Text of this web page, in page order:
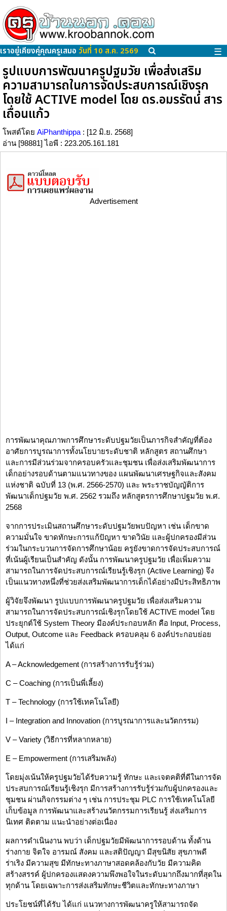
เราอยู่เคียงคู่คุณครูเสมอ วันที่ 10 ส.ค. 2569 ☰
รูปแบบการพัฒนาครูปฐมวัย เพื่อส่งเสริม
ความสามารถในการจัดประสบการณ์เชิงรุก
โดยใช้ ACTIVE model โดย ดร.อมรรัตน์ สาร
เถื่อนแก้ว
โพสต์โดย AiPhanthippa : [12 มิ.ย. 2568]
อ่าน [98881] ไอพี : 223.205.161.181
Advertisement
การพัฒนาคุณภาพการศึกษาระดับปฐมวัยเป็นภารกิจสำคัญที่ต้อง
อาศัยการบูรณาการทั้งนโยบายระดับชาติ หลักสูตร สถานศึกษา
และการมีส่วนร่วมจากครอบครัวและชุมชน เพื่อส่งเสริมพัฒนาการ
เด็กอย่างรอบด้านตามแนวทางของ แผนพัฒนาเศรษฐกิจและสังคม
แห่งชาติ ฉบับที่ 13 (พ.ศ. 2566-2570) และ พระราชบัญญัติการ
พัฒนาเด็กปฐมวัย พ.ศ. 2562 รวมถึง หลักสูตรการศึกษาปฐมวัย พ.ศ.
2568
จากการประเมินสถานศึกษาระดับปฐมวัยพบปัญหา เช่น เด็กขาด
ความมั่นใจ ขาดทักษะการแก้ปัญหา ขาดวินัย และผู้ปกครองมีส่วน
ร่วมในกระบวนการจัดการศึกษาน้อย ครูยังขาดการจัดประสบการณ์
ที่เน้นผู้เรียนเป็นสำคัญ ดังนั้น การพัฒนาครูปฐมวัย เพื่อเพิ่มความ
สามารถในการจัดประสบการณ์เรียนรู้เชิงรุก (Active Learning) จึง
เป็นแนวทางหนึ่งที่ช่วยส่งเสริมพัฒนาการเด็กได้อย่างมีประสิทธิภาพ
ผู้วิจัยจึงพัฒนา รูปแบบการพัฒนาครูปฐมวัย เพื่อส่งเสริมความ
สามารถในการจัดประสบการณ์เชิงรุกโดยใช้ ACTIVE model โดย
ประยุกต์ใช้ System Theory มีองค์ประกอบหลัก คือ Input, Process,
Output, Outcome และ Feedback ครอบคลุม 6 องค์ประกอบย่อย
ได้แก่
A – Acknowledgement (การสร้างการรับรู้ร่วม)
C – Coaching (การเป็นพี่เลี้ยง)
T – Technology (การใช้เทคโนโลยี)
I – Integration and Innovation (การบูรณาการและนวัตกรรม)
V – Variety (วิธีการที่หลากหลาย)
E – Empowerment (การเสริมพลัง)
โดยมุ่งเน้นให้ครูปฐมวัยได้รับความรู้ ทักษะ และเจตคติที่ดีในการจัด
ประสบการณ์เรียนรู้เชิงรุก มีการสร้างการรับรู้ร่วมกับผู้ปกครองและ
ชุมชน ผ่านกิจกรรมต่าง ๆ เช่น การประชุม PLC การใช้เทคโนโลยี
เก็บข้อมูล การพัฒนาและสร้างนวัตกรรมการเรียนรู้ ส่งเสริมการ
นิเทศ ติดตาม แนะนำอย่างต่อเนื่อง
ผลการดำเนินงาน พบว่า เด็กปฐมวัยมีพัฒนาการรอบด้าน ทั้งด้าน
ร่างกาย จิตใจ อารมณ์ สังคม และสติปัญญา มีสุขนิสัย สุขภาพดี
ร่าเริง มีความสุข มีทักษะทางภาษาสอดคล้องกับวัย มีความคิด
สร้างสรรค์ ผู้ปกครองแสดงความพึงพอใจในระดับมากถึงมากที่สุดใน
ทุกด้าน โดยเฉพาะการส่งเสริมทักษะชีวิตและทักษะทางภาษา
ประโยชน์ที่ได้รับ ได้แก่ แนวทางการพัฒนาครูให้สามารถจัด